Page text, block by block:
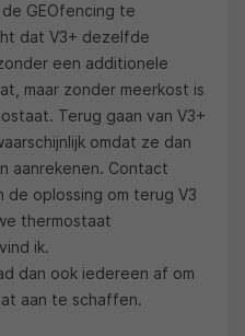
GEOfencing te
dat V3+ dezelfde
een additionele
maar zonder meerkost is
Terug gaan van V3+
omdat ze dan
aanrekenen. Contact
de oplossing om terug V3
thermostaat
ik.
dan ook iedereen af om
aan te schaffen.